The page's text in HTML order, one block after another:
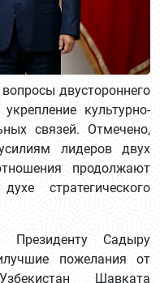
двустороннего
культурно-
связей. Отмечено,
лидеров двух
продолжают
стратегического
Президенту Садыру
пожелания от
Шавката